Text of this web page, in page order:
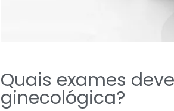
Quais exames
ginecológica?